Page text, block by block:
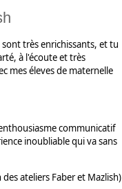
très enrichissants, et tu
à l'écoute et très
mes éleves de maternelle
communicatif
inoubliable qui va sans
ateliers Faber et Mazlish)